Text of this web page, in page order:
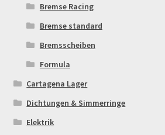
Pitbike Junior
Pitbike-Training
TOPstrecken
POLITICA DE COOKIES
Bremse Racing
Bremse standard
Bremsscheiben
Formula
Cartagena Lager
Dichtungen & Simmerringe
Elektrik